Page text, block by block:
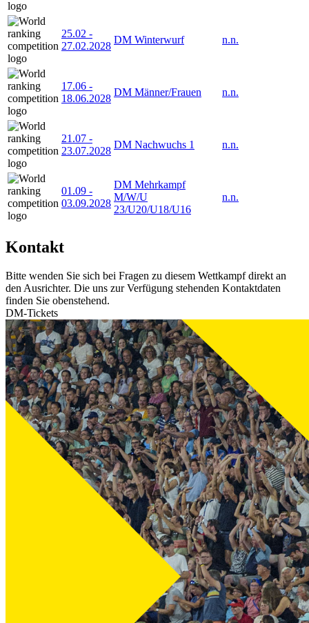
25.02 -
27.02.2028
DM Winterwurf n.n.
17.06 -
18.06.2028
DM Männer/Frauen n.n.
21.07 -
23.07.2028
DM Nachwuchs 1 n.n.
01.09 -
03.09.2028
DM Mehrkampf
M/W/U
23/U20/U18/U16
n.n.
Kontakt
Bitte wenden Sie sich bei Fragen zu diesem Wettkampf direkt an
den Ausrichter. Die uns zur Verfügung stehenden Kontaktdaten
finden Sie obenstehend.
DM-Tickets